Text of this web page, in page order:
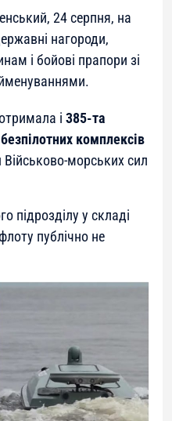
24 серпня, на
нагороди,
і бойові прапори зі
і 385-та
комплексів
Військово-морських сил
підрозділу у складі
публічно не